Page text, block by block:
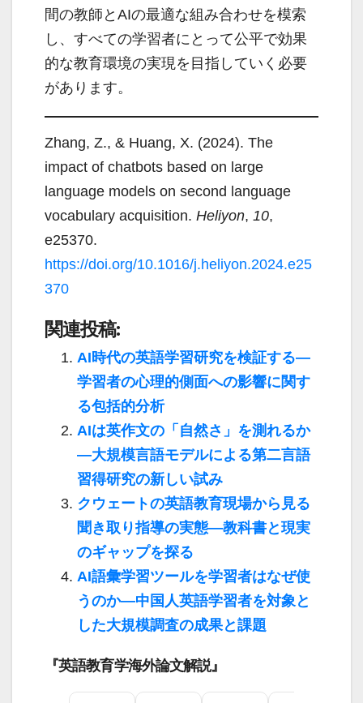
間の教師とAIの最適な組み合わせを模索
し、すべての学習者にとって公平で効果
的な教育環境の実現を目指していく必要
があります。
Zhang, Z., & Huang, X. (2024). The
impact of chatbots based on large
language models on second language
vocabulary acquisition. Heliyon, 10,
e25370.
https://doi.org/10.1016/j.heliyon.2024.e25
370
関連投稿:
AI時代の英語学習研究を検証する―
学習者の心理的側面への影響に関す
る包括的分析
AIは英作文の「自然さ」を測れるか
―大規模言語モデルによる第二言語
習得研究の新しい試み
クウェートの英語教育現場から見る
聞き取り指導の実態―教科書と現実
のギャップを探る
AI語彙学習ツールを学習者はなぜ使
うのか―中国人英語学習者を対象と
した大規模調査の成果と課題
『英語教育学海外論文解説』